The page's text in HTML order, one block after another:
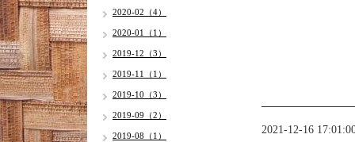
2021-12-16
2020-02（4）
2020-01（1）
2019-12（3）
2019-11（1）
2019-10（3）
2019-09（2）
2019-08（1）